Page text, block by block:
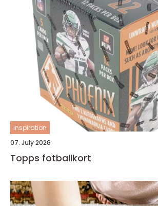
inspiration
07. July 2026
Topps fotballkort